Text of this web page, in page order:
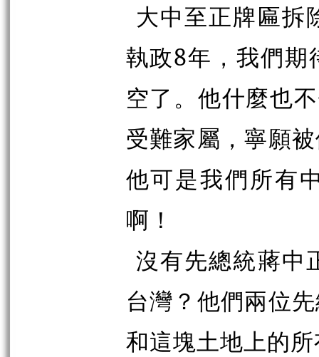
大中至正牌匾拆
執政8年，我們期
空了。他什麼也
受難家屬，寧願
他可是我們所有
啊！
沒有先總統蔣中
台灣？他們兩位
和這塊土地上的